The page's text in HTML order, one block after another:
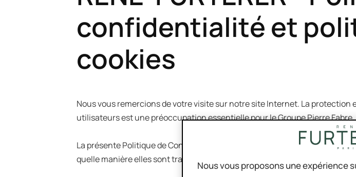
confidentialité et
cookies
Nous vous remercions de votre visite sur notre site Internet. La
utilisateurs est une préoccupation essentielle pour le Groupe Pierre Fabre.
La présente Politique de Confidentialité explique quelles données sont
quelle manière elles sont traitées.
Nous vous proposons une expérience